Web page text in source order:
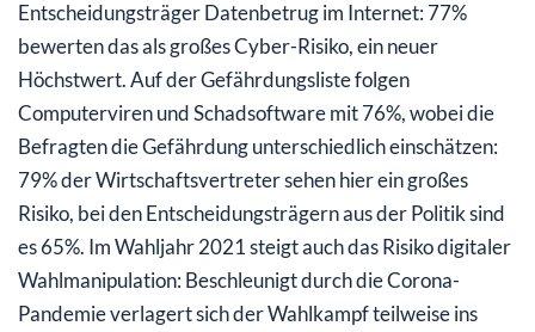
Entscheidungsträger Datenbetrug im Internet: 77%
bewerten das als großes Cyber-Risiko, ein neuer
Höchstwert. Auf der Gefährdungsliste folgen
Computerviren und Schadsoftware mit 76%, wobei die
Befragten die Gefährdung unterschiedlich einschätzen:
79% der Wirtschaftsvertreter sehen hier ein großes
Risiko, bei den Entscheidungsträgern aus der Politik sind
es 65%. Im Wahljahr 2021 steigt auch das Risiko digitaler
Wahlmanipulation: Beschleunigt durch die Corona-
Pandemie verlagert sich der Wahlkampf teilweise ins